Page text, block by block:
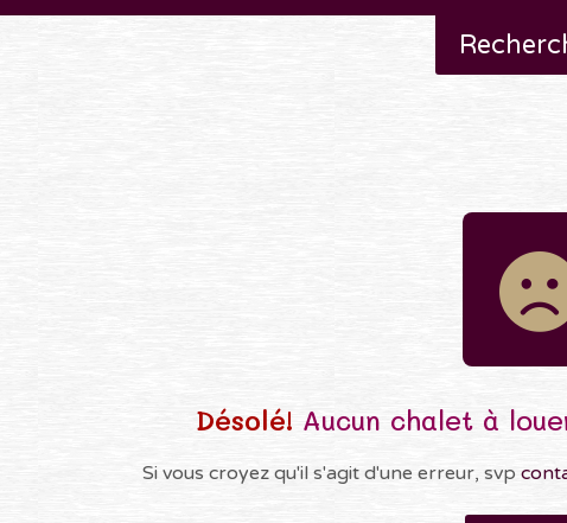
Désolé! Aucun chalet à
Si vous croyez qu'il s'agit d'une erreur, svp